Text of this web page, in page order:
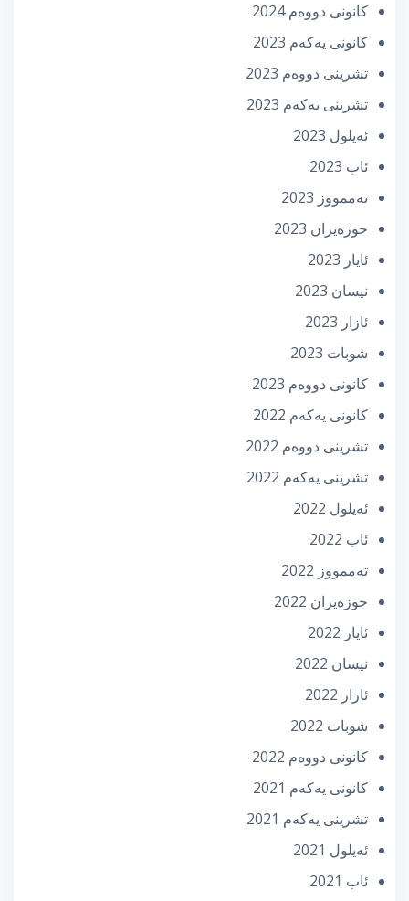
كانونی دووه‌م 2024
كانونی یه‌كه‌م 2023
تشرینی دووه‌م 2023
تشرینی یه‌كه‌م 2023
ئه‌یلول 2023
ئاب 2023
تەممووز 2023
حوزه‌یران 2023
ئایار 2023
نیسان 2023
ئازار 2023
شوبات 2023
كانونی دووه‌م 2023
كانونی یه‌كه‌م 2022
تشرینی دووه‌م 2022
تشرینی یه‌كه‌م 2022
ئه‌یلول 2022
ئاب 2022
تەممووز 2022
حوزه‌یران 2022
ئایار 2022
نیسان 2022
ئازار 2022
شوبات 2022
كانونی دووه‌م 2022
كانونی یه‌كه‌م 2021
تشرینی یه‌كه‌م 2021
ئه‌یلول 2021
ئاب 2021